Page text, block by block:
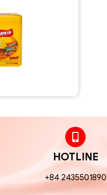
HOTLINE
+84 2435501890